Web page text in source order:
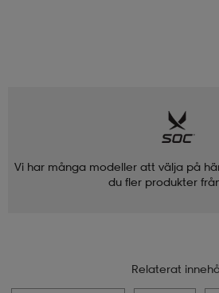
Vi har många modeller att välja på
du fler produkter
Relaterat